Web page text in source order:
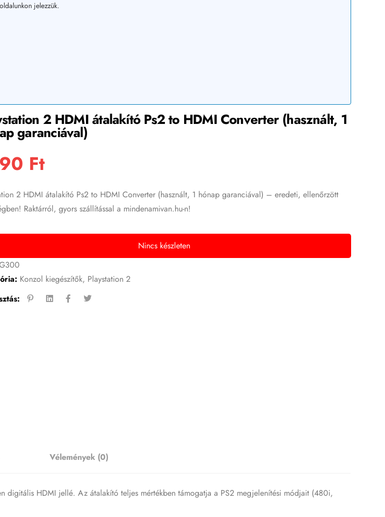
jelezzük.
2 HDMI átalakító Ps2 to HDMI Converter (használt, 1
garanciával)
Ft
2 HDMI átalakító Ps2 to HDMI Converter (használt, 1 hónap garanciával) – eredeti, ellenőrzött
Raktárról, gyors szállítással a mindenamivan.hu-n!
Nincs készleten
Konzol kiegészítők, Playstation 2
Vélemények (0)
digitális HDMI jellé. Az átalakító teljes mértékben támogatja a PS2 megjelenítési módjait (480i,